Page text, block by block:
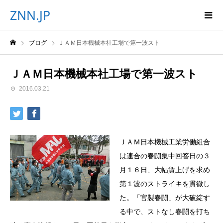
ZNN.JP
ブログ ＪＡＭ日本機械本社工場で第一波スト
ＪＡＭ日本機械本社工場で第一波スト
2016.03.21
ＪＡＭ日本機械工業労働組合
は連合の春闘集中回答日の３
月１６日、大幅賃上げを求め
第１波のストライキを貫徹し
た。「官製春闘」が大破綻す
る中で、ストなし春闘を打ち